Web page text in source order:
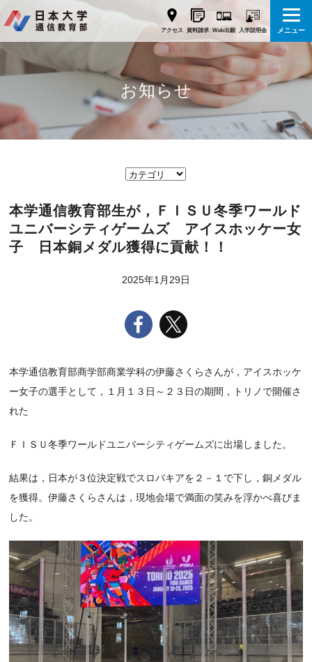
アクセス 資料請求 Web出願 入学説明会 メニュー
お知らせ
本学通信教育部生が，ＦＩＳＵ冬季ワールド
ユニバーシティゲームズ アイスホッケー女
子 日本銅メダル獲得に貢献！！
2025年1月29日
本学通信教育部商学部商業学科の伊藤さくらさんが，アイスホッケ
ー女子の選手として，１月１３日～２３日の期間，トリノで開催さ
れた
ＦＩＳＵ冬季ワールドユニバーシティゲームズに出場しました。
結果は，日本が３位決定戦でスロバキアを２－１で下し，銅メダル
を獲得。伊藤さくらさんは，現地会場で満面の笑みを浮かべ喜びま
した。